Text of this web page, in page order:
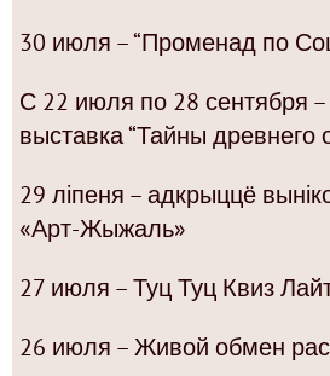
30 июля – “Променад по
С 22 июля по 28 сентября –
выставка “Тайны древнего
29 ліпеня – адкрыццё
«Арт-Жыжаль»
27 июля – Туц Туц Квиз
26 июля – Живой обмен